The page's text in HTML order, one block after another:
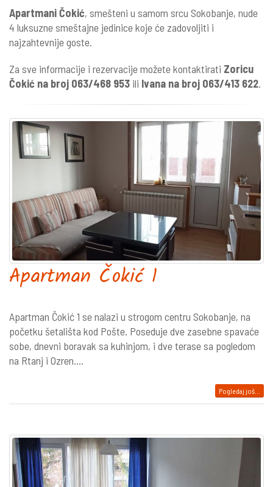
Apartmani Čokić, smešteni u samom srcu Sokobanje, nude
4 luksuzne smeštajne jedinice koje će zadovoljiti i
najzahtevnije goste.
Za sve informacije i rezervacije možete kontaktirati Zoricu
Čokić na broj 063/468 953 ili Ivana na broj 063/413 622.
Apartman Čokić 1
Apartman Čokić 1 se nalazi u strogom centru Sokobanje, na
početku šetališta kod Pošte. Poseduje dve zasebne spavaće
sobe, dnevni boravak sa kuhinjom, i dve terase sa pogledom
na Rtanj i Ozren....
Pogledaj još...